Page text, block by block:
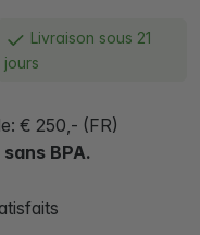
Livraison sous 21
jours
€ 250,- (FR)
sans BPA.